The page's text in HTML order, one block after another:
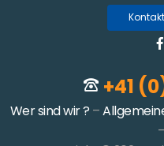
+41
Wer sind wir ? –
–